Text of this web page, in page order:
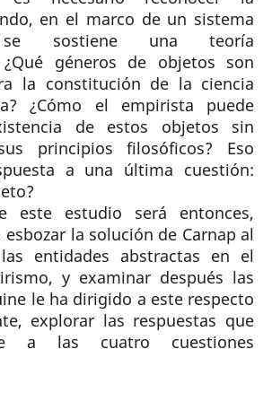
en el marco de un sistema
se sostiene una teoría
¿Qué géneros de objetos son
la constitución de la ciencia
¿Cómo el empirista puede
de estos objetos sin
principios filosóficos? Eso
a una última cuestión:
este estudio será entonces,
la solución de Carnap al
entidades abstractas en el
y examinar después las
le ha dirigido a este respecto
explorar las respuestas que
a las cuatro cuestiones